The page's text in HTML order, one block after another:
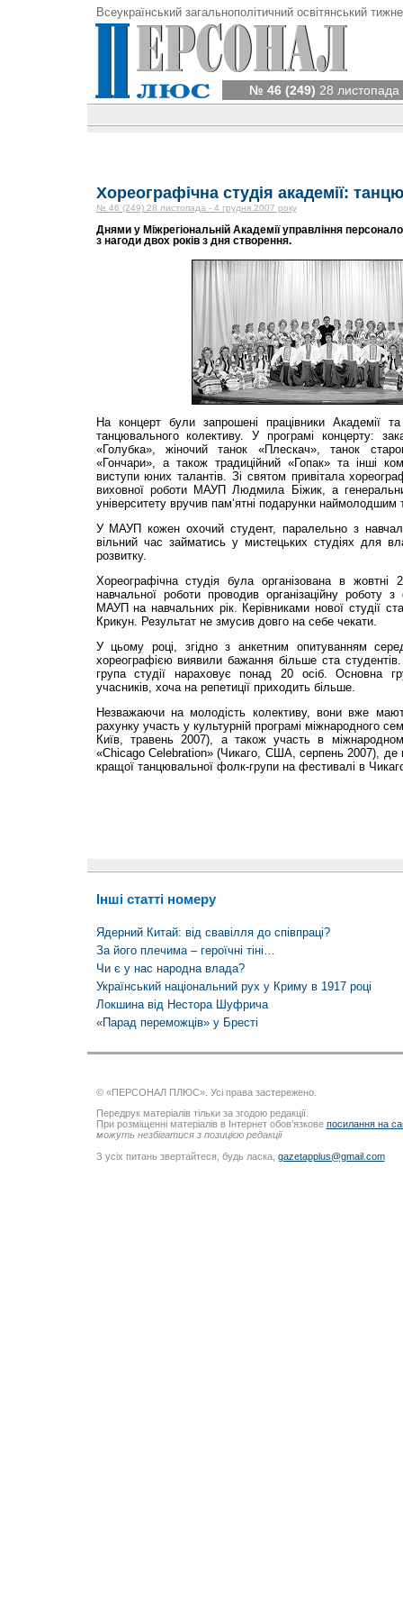
Всеукраїнський загальнополітичний освітянський
№ 46 (249) 28
Хореографічна студія академії:
№ 46 (249) 28 листопада - 4 грудня 2007 року
Днями у Міжрегіональній Академії управління
з нагоди двох років з дня створення.
На концерт були запрошені працівники Академії та
танцювального колективу. У програмі концерту:
«Голубка», жіночий танок «Плескач», танок
«Гончари», а також традиційний «Гопак» та інші
виступи юних талантів. Зі святом привітала
виховної роботи МАУП Людмила Біжик, а
університету вручив пам‘ятні подарунки
У МАУП кожен охочий студент, паралельно з
вільний час займатись у мистецьких студіях для
розвитку.
Хореографічна студія була організована в жовтні
навчальної роботи проводив організаційну роботу
МАУП на навчальних рік. Керівниками нової студії
Крикун. Результат не змусив довго на себе чекати.
У цьому році, згідно з анкетним опитуванням
хореографією виявили бажання більше ста
група студії нараховує понад 20 осіб. Основна
учасників, хоча на репетиції приходить більше.
Незважаючи на молодість колективу, вони вже
рахунку участь у культурній програмі міжнародного
Київ, травень 2007), а також участь в
«Chicago Celebration» (Чикаго, США, серпень 2007), де
кращої танцювальної фолк-групи на фестивалі в
Інші статті номеру
Ядерний Китай: від свавілля до співпраці?
За його плечима – героїчні тіні…
Чи є у нас народна влада?
Український національний рух у Криму в 1917 році
Локшина від Нестора Шуфрича
«Парад переможців» у Бресті
© «ПЕРСОНАЛ ПЛЮС». Усі права застережено.
Передрук матеріалів тільки за згодою редакції.
При розміщенні матеріалів в Інтернет обов’язкове посилання на
можуть незбігатися з позицією редакції
З усіх питань звертайтеся, будь ласка, gazetapplus@gmail.com